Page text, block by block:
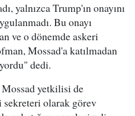
yalnızca Trump'ın onayını
Bu onayı
ve o dönemde askeri
Mossad'a katılmadan
dedi.
yetkilisi de
sekreteri olarak görev